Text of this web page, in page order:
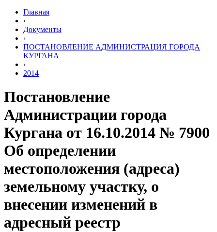
Главная
›
Документы
›
ПОСТАНОВЛЕНИЕ АДМИНИСТРАЦИЯ ГОРОДА
КУРГАНА
›
2014
Постановление
Администрации города
Кургана от 16.10.2014 № 7900
Об определении
местоположения (адреса)
земельному участку, о
внесении изменений в
адресный реестр